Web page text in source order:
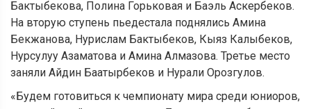
Бактыбекова, Полина Горьковая и Баэль Аскербеков.
На вторую ступень пьедестала поднялись Амина
Бекжанова, Нурислам Бактыбеков, Кыяз Калыбеков,
Нурсулуу Азаматова и Амина Алмазова. Третье место
заняли Айдин Баатырбеков и Нурали Орозгулов.
«Будем готовиться к чемпионату мира среди юниоров,